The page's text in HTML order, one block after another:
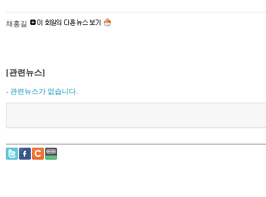
채홍길
[관련뉴스]
- 관련뉴스가 없습니다.